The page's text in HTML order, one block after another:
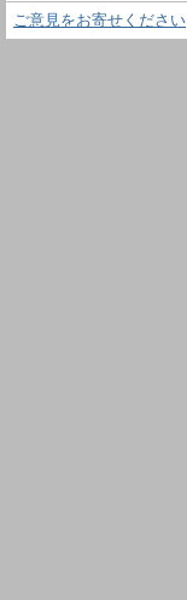
ご意見をお寄せください